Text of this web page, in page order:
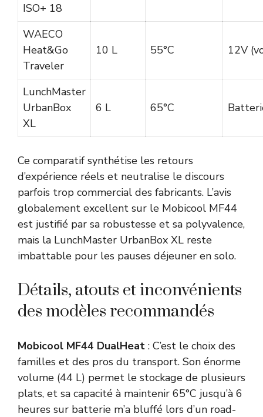
ISO+ 18
WAECO
Heat&Go
Traveler
10 L 55°C 12V
LunchMaster
UrbanBox
XL
6 L 65°C
Ce comparatif synthétise les retours
d’expérience réels et neutralise le discours
parfois trop commercial des fabricants. L’avis
globalement excellent sur le Mobicool MF44
est justifié par sa robustesse et sa polyvalence,
mais la LunchMaster UrbanBox XL reste
imbattable pour les pauses déjeuner en solo.
Détails, atouts et inconvénients
des modèles recommandés
Mobicool MF44 DualHeat : C’est le choix des
familles et des pros du transport. Son énorme
volume (44 L) permet le stockage de plusieurs
plats, et sa capacité à maintenir 65°C jusqu’à 6
heures sur batterie m’a bluffé lors d’un road-